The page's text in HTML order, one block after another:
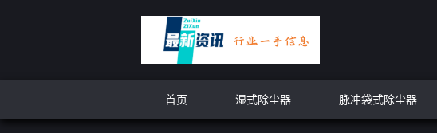
首页 湿式除尘器 脉冲袋式除尘器